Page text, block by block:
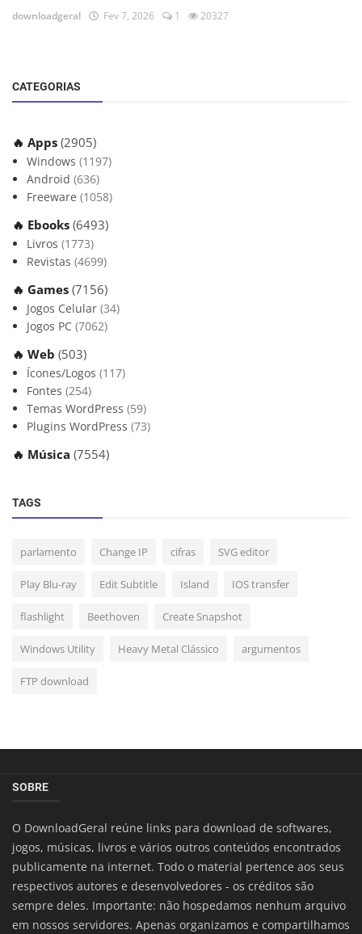
downloadgeral Fev 7, 2026 1 20327
CATEGORIAS
🔥 Apps (2905)
Windows (1197)
Android (636)
Freeware (1058)
🔥 Ebooks (6493)
Livros (1773)
Revistas (4699)
🔥 Games (7156)
Jogos Celular (34)
Jogos PC (7062)
🔥 Web (503)
Ícones/Logos (117)
Fontes (254)
Temas WordPress (59)
Plugins WordPress (73)
🔥 Música (7554)
TAGS
parlamento Change IP cifras SVG editor
Play Blu-ray Edit Subtitle Island IOS transfer
flashlight Beethoven Create Snapshot
Windows Utility Heavy Metal Clássico argumentos
FTP download
SOBRE
O DownloadGeral reúne links para download de softwares,
jogos, músicas, livros e vários outros conteúdos encontrados
publicamente na internet. Todo o material pertence aos seus
respectivos autores e desenvolvedores - os créditos são
sempre deles. Importante: não hospedamos nenhum arquivo
em nossos servidores. Apenas organizamos e compartilhamos